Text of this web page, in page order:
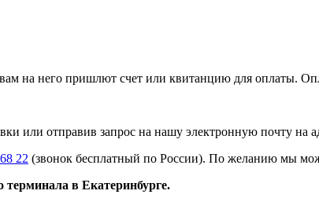
на него пришлют счет или квитанцию для оплаты.
или отправив запрос на нашу электронную почту на
22 (звонок бесплатный по России). По желанию мы
в Екатеринбурге.